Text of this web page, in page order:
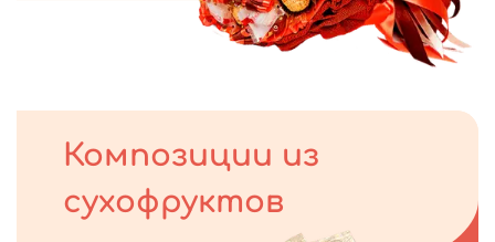
Композиции из
сухофруктов